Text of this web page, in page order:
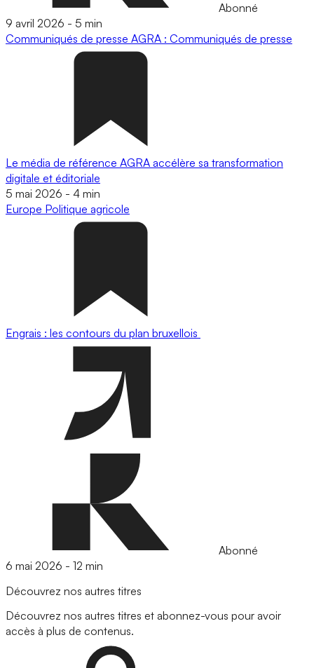
Abonné
9 avril 2026 - 5 min
Communiqués de presse AGRA : Communiqués de presse
Le média de référence AGRA accélère sa transformation
digitale et éditoriale
5 mai 2026 - 4 min
Europe Politique agricole
Engrais : les contours du plan bruxellois
Abonné
6 mai 2026 - 12 min
Découvrez nos autres titres
Découvrez nos autres titres et abonnez-vous pour avoir
accès à plus de contenus.